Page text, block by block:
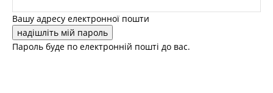
Вашу адресу електронної пошти
Пароль буде по електронній пошті до вас.